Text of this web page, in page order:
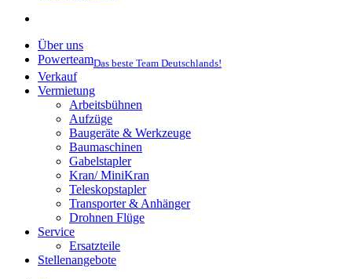
Über uns
PowerteamDas beste Team Deutschlands!
Verkauf
Vermietung
Arbeitsbühnen
Aufzüge
Baugeräte & Werkzeuge
Baumaschinen
Gabelstapler
Kran/ MiniKran
Teleskopstapler
Transporter & Anhänger
Drohnen Flüge
Service
Ersatzteile
Stellenangebote